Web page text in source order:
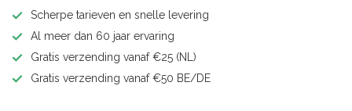
Scherpe tarieven en snelle levering
Al meer dan 60 jaar ervaring
Gratis verzending vanaf €25 (NL)
Gratis verzending vanaf €50 BE/DE